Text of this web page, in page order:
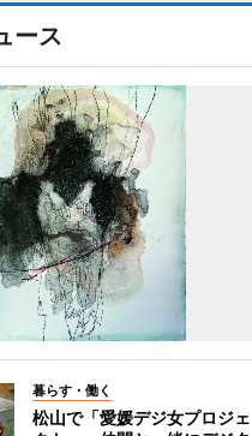
ース
暮らす・働く
松山で「愛媛デジ女プロジェ